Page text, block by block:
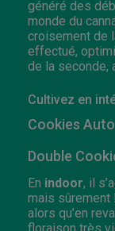
généré des
monde du
croisement de
effectué,
de la seconde,
Cultivez en
Cookies
Double
En indoor, il
mais sûrement
alors qu’en
floraison très